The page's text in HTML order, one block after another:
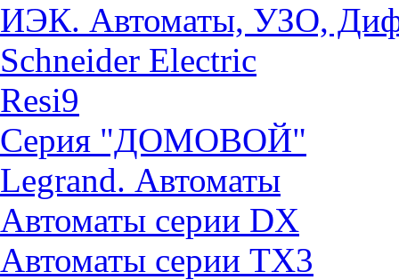
ИЭК. Автоматы, УЗО,
Schneider Electric
Resi9
Серия "ДОМОВОЙ"
Legrand. Автоматы
Автоматы серии DX
Автоматы серии TX3